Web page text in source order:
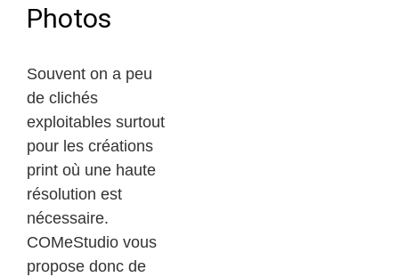
Photos
Souvent on a peu
de clichés
exploitables surtout
pour les créations
print où une haute
résolution est
nécessaire.
COMeStudio vous
propose donc de